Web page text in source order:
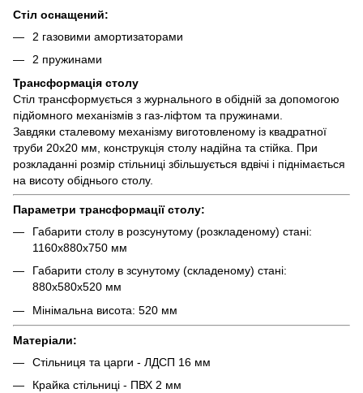
Стіл оснащений:
2 газовими амортизаторами
2 пружинами
Трансформація столу
Стіл трансформується з журнального в обідній за допомогою
підйомного механізмів з газ-ліфтом та пружинами.
Завдяки сталевому механізму виготовленому із квадратної
труби 20х20 мм, конструкція столу надійна та стійка. При
розкладанні розмір стільниці збільшується вдвічі і піднімається
на висоту обіднього столу.
Параметри трансформації столу:
Габарити столу в розсунутому (розкладеному) стані:
1160х880х750 мм
Габарити столу в зсунутому (складеному) стані:
880х580х520 мм
Мінімальна висота: 520 мм
Матеріали:
Стільниця та царги - ЛДСП 16 мм
Крайка стільниці - ПВХ 2 мм